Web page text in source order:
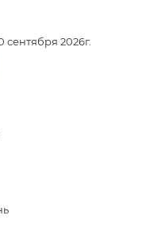
сентября 2026г.